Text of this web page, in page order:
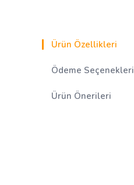
Ürün Özellikleri
Ödeme Seçenekleri
Ürün Önerileri